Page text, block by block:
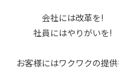
会社には改革を!
社員にはやりがいを!
お客様にはワクワクの提